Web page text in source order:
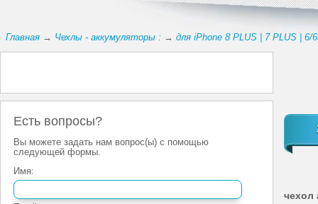
Главная → Чехлы - аккумуляторы : → для iPhone 8 PLUS | 7 PLUS | 6/
Есть вопросы?
Вы можете задать нам вопрос(ы) с помощью
следующей формы.
Имя:
чехол